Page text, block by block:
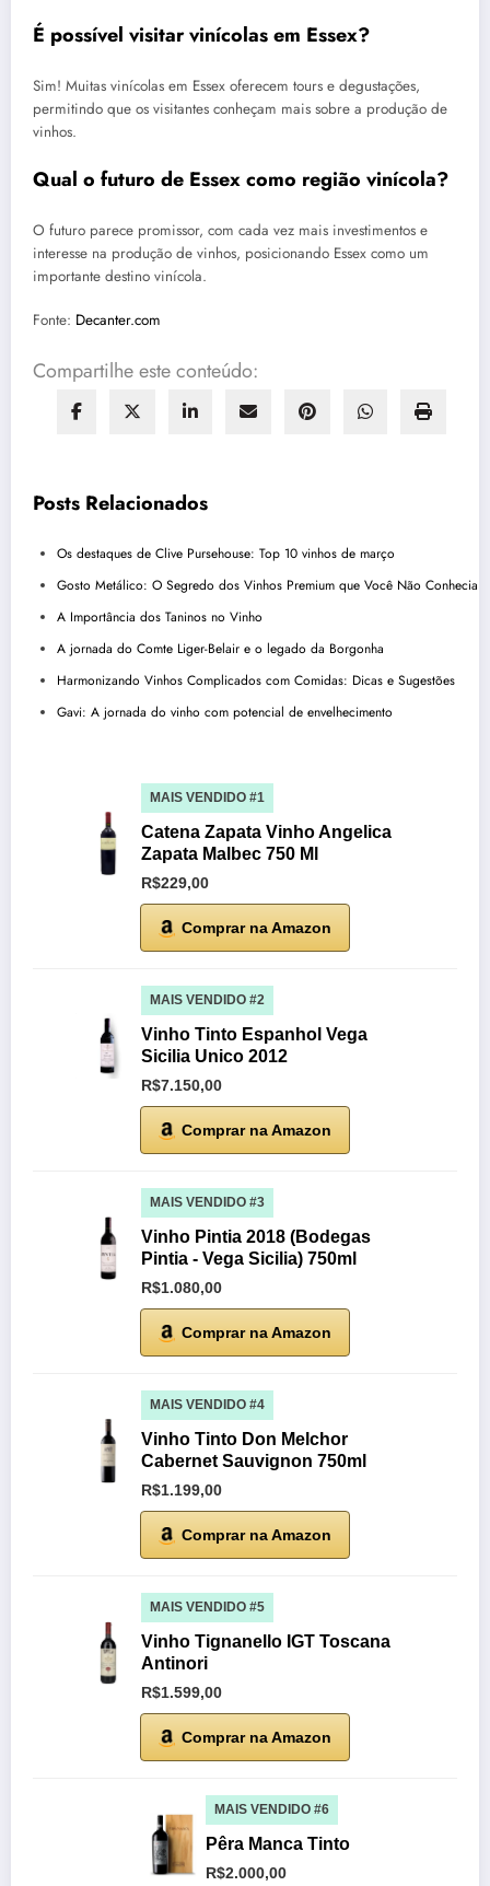
É possível visitar vinícolas em Essex?
Sim! Muitas vinícolas em Essex oferecem tours e degustações,
permitindo que os visitantes conheçam mais sobre a produção de
vinhos.
Qual o futuro de Essex como região vinícola?
O futuro parece promissor, com cada vez mais investimentos e
interesse na produção de vinhos, posicionando Essex como um
importante destino vinícola.
Fonte: Decanter.com
Compartilhe este conteúdo:
Posts Relacionados
Os destaques de Clive Pursehouse: Top 10 vinhos de março
Gosto Metálico: O Segredo dos Vinhos Premium que Você Não Conhecia
A Importância dos Taninos no Vinho
A jornada do Comte Liger-Belair e o legado da Borgonha
Harmonizando Vinhos Complicados com Comidas: Dicas e Sugestões
Gavi: A jornada do vinho com potencial de envelhecimento
MAIS VENDIDO #1
Catena Zapata Vinho Angelica
Zapata Malbec 750 Ml
R$229,00
Comprar na Amazon
MAIS VENDIDO #2
Vinho Tinto Espanhol Vega
Sicilia Unico 2012
R$7.150,00
Comprar na Amazon
MAIS VENDIDO #3
Vinho Pintia 2018 (Bodegas
Pintia - Vega Sicilia) 750ml
R$1.080,00
Comprar na Amazon
MAIS VENDIDO #4
Vinho Tinto Don Melchor
Cabernet Sauvignon 750ml
R$1.199,00
Comprar na Amazon
MAIS VENDIDO #5
Vinho Tignanello IGT Toscana
Antinori
R$1.599,00
Comprar na Amazon
MAIS VENDIDO #6
Pêra Manca Tinto
R$2.000,00